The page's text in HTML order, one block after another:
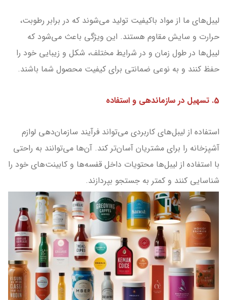
لیبل‌های ما از مواد باکیفیت تولید می‌شوند که در برابر رطوبت،
حرارت و سایش مقاوم هستند. این ویژگی باعث می‌شود که
لیبل‌ها در طول زمان و در شرایط مختلف، شکل و زیبایی خود را
حفظ کنند و به نوعی ضمانتی برای کیفیت محصول شما باشند.
5. تسهیل در سازماندهی و استفاده
استفاده از لیبل‌های کاربردی می‌تواند فرآیند سازمان‌دهی لوازم
آشپزخانه را برای مشتریان آسان‌تر کند. آن‌ها می‌توانند به راحتی
با استفاده از لیبل‌ها محتویات داخل قفسه‌ها و کابینت‌های خود را
شناسایی کنند و کمتر به جستجو بپردازند.